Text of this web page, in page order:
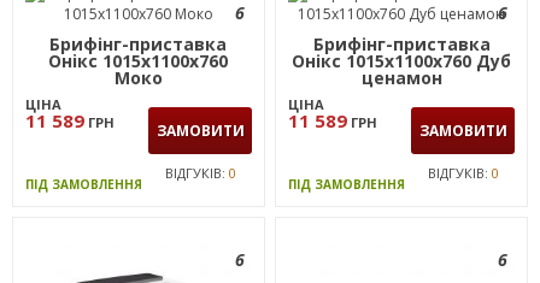
6
Брифінг-приставка
Онiкс 1015х1100х760
Моко
ЦІНА
11 589 ГРН ЗАМОВИТИ
ПІД ЗАМОВЛЕННЯ
ВІДГУКІВ: 0
6
Брифінг-приставка
Онікс 1015х1100х760 Дуб
ценамон
ЦІНА
11 589 ГРН ЗАМОВИТИ
ПІД ЗАМОВЛЕННЯ
ВІДГУКІВ: 0
6 6